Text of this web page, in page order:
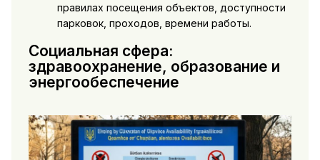
правилах посещения объектов, доступности
парковок, проходов, времени работы.
Социальная сфера:
здравоохранение, образование и
энергообеспечение